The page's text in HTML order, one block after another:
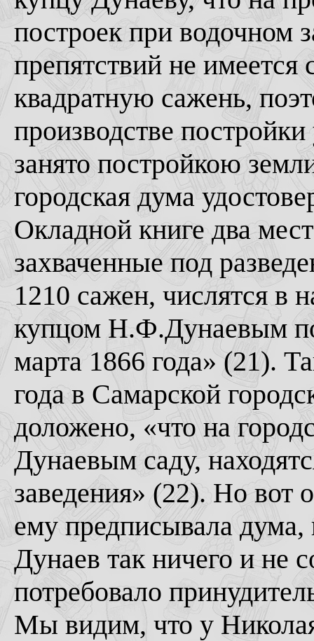
построек при водочном
препятствий не
квадратную сажень,
производстве
занято постройкою
городская дума
Окладной книге два
захваченные под
1210 сажен, числятся в
купцом Н.Ф.Дунаевым по
марта 1866 года» (21).
года в Самарской
доложено, «что на
Дунаевым саду,
заведения» (22). Но вот
ему предписывала
Дунаев так ничего и не
потребовало
Мы видим, что у